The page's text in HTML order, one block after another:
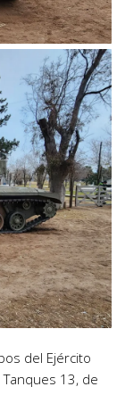
del Ejército
13, de